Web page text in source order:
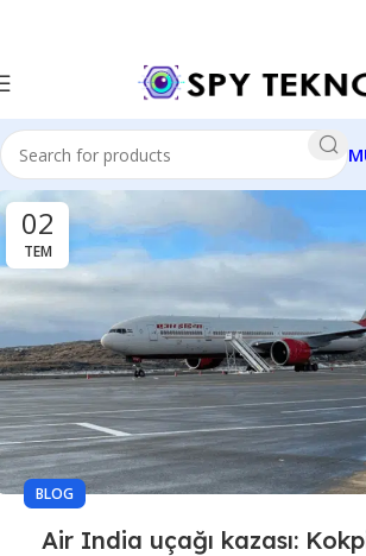
02
TEM
BLOG
Air India uçağı kazası: